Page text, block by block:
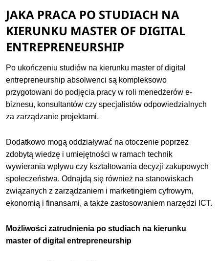
JAKA PRACA PO STUDIACH NA
KIERUNKU MASTER OF DIGITAL
ENTREPRENEURSHIP
Po ukończeniu studiów na kierunku master of digital
entrepreneurship absolwenci są kompleksowo
przygotowani do podjęcia pracy w roli menedżerów e-
biznesu, konsultantów czy specjalistów odpowiedzialnych
za zarządzanie projektami.
Dodatkowo mogą oddziaływać na otoczenie poprzez
zdobytą wiedzę i umiejętności w ramach technik
wywierania wpływu czy kształtowania decyzji zakupowych
społeczeństwa. Odnajdą się również na stanowiskach
związanych z zarządzaniem i marketingiem cyfrowym,
ekonomią i finansami, a także zastosowaniem narzędzi ICT.
Możliwości zatrudnienia po studiach na kierunku
master of digital entrepreneurship